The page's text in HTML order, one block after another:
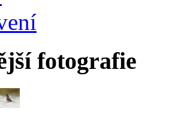
fotografie